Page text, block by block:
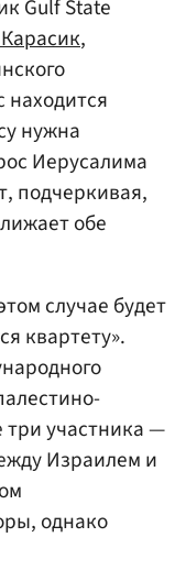
Gulf State
,
находится
нужна
Иерусалима
подчеркивая,
обе
случае будет
квартету».
три участника —
Израилем и
однако